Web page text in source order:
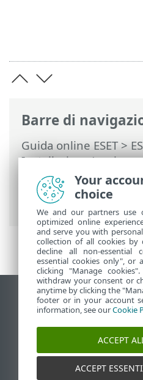
Barre di
Guida online ESET>
Installazione/
Installazione della
aggiornata>
ESET PROTECT
Visualizza sito desktop
End of Life
ESET Knowledge Base
ESET Status Portal
Your
choice
We and our partners use
optimized online
and serve you with
collection of all cookies by
decline all non-essential
essential cookies only", or
clicking "Manage
withdraw your consent or
anytime by clicking the
footer or in your account
information, see ourCookie
ACCEPT
ACCEPT